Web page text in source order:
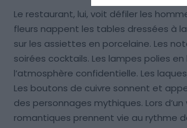
Le restaurant, lui, voit défiler les
fleurs nappent les tables dressées à
sur les assiettes en porcelaine. Les
soirées cocktails. Les lampes polies
l’atmosphère confidentielle. Les
Les boutons de cuivre sonnent et
des personnages mythiques. Lors
romantiques prennent vie au rythme